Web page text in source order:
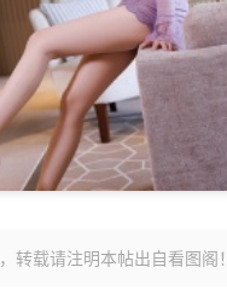
，转载请注明本帖出自看图阁！